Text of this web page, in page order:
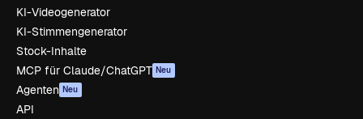
KI-Videogenerator
KI-Stimmengenerator
Stock-Inhalte
MCP für Claude/ChatGPT Neu
Agenten Neu
API